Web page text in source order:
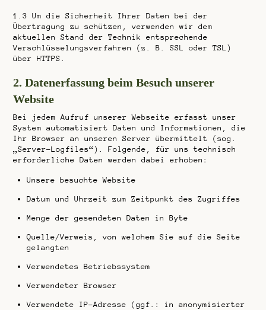
1.3 Um die Sicherheit Ihrer Daten bei der
Übertragung zu schützen, verwenden wir dem
aktuellen Stand der Technik entsprechende
Verschlüsselungsverfahren (z. B. SSL oder TSL)
über HTTPS.
2. Datenerfassung beim Besuch unserer
Website
Bei jedem Aufruf unserer Webseite erfasst unser
System automatisiert Daten und Informationen, die
Ihr Browser an unseren Server übermittelt (sog.
„Server-Logfiles“). Folgende, für uns technisch
erforderliche Daten werden dabei erhoben:
Unsere besuchte Website
Datum und Uhrzeit zum Zeitpunkt des Zugriffes
Menge der gesendeten Daten in Byte
Quelle/Verweis, von welchem Sie auf die Seite
gelangten
Verwendetes Betriebssystem
Verwendeter Browser
Verwendete IP-Adresse (ggf.: in anonymisierter